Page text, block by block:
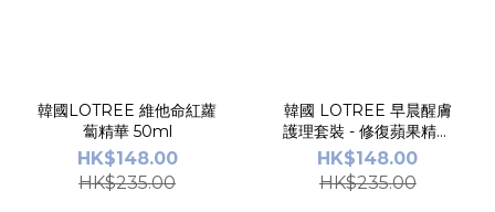
韓國LOTREE 維他命紅蘿
蔔精華 50ml
HK$148.00
HK$235.00
韓國 LOTREE 早晨醒膚
護理套裝 - 修復蘋果精華
& 緊緻莓果精華 (每瓶 50
毫升)
HK$148.00
HK$235.00